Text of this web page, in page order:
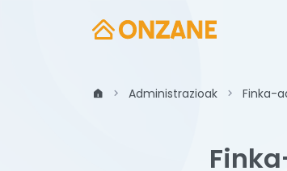
Administrazioak Finka-